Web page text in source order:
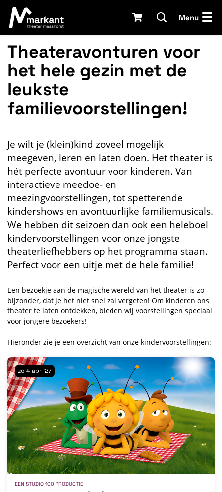
Menu
Theateravonturen voor
het hele gezin met de
leukste
familievoorstellingen!
Je wilt je (klein)kind zoveel mogelijk
meegeven, leren en laten doen. Het theater is
hét perfecte avontuur voor kinderen. Van
interactieve meedoe- en
meezingvoorstellingen, tot spetterende
kindershows en avontuurlijke familiemusicals.
We hebben dit seizoen dan ook een heleboel
kindervoorstellingen voor onze jongste
theaterliefhebbers op het programma staan.
Perfect voor een uitje met de hele familie!
Een bezoekje aan de magische wereld van het theater is zo
bijzonder, dat je het niet snel zal vergeten! Om kinderen ons
theater te laten ontdekken, bieden wij voorstellingen speciaal
voor jongere bezoekers!
Hieronder zie je een overzicht van onze kindervoorstellingen:
EEN STUDIO 100 PRODUCTIE
zo 4 apr '27